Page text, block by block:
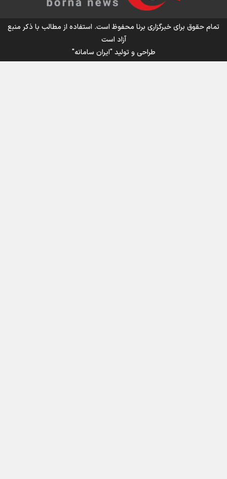
تمام حقوق برای خبرگزاری برنا محفوظ است. استفاده از مطالب با ذکر منبع
آزاد است
طراحی و تولید"ایران سامانه"